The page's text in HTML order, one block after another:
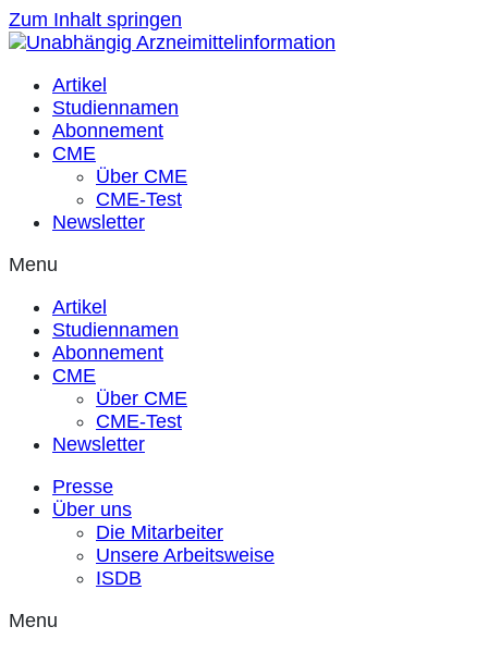
Zum Inhalt springen
Artikel
Studiennamen
Abonnement
CME
Über CME
CME-Test
Newsletter
Menu
Artikel
Studiennamen
Abonnement
CME
Über CME
CME-Test
Newsletter
Presse
Über uns
Die Mitarbeiter
Unsere Arbeitsweise
ISDB
Menu